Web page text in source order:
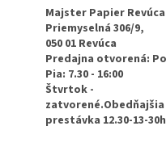
Majster Papier
Priemyselná 306/9,
050 01 Revúca
Predajna otvorená:
Pia: 7.30 - 16:00
Štvrtok -
zatvorené.Obedňajšia
prestávka 12.30-13-